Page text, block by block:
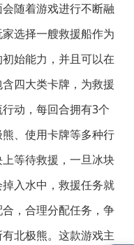
随着游戏进行不断融
选择一艘救援船作为
始能力，并且可以在
四大类卡牌，为救援
动，每回合拥有3个
、使用卡牌等多种行
等待救援，一旦冰块
入水中，救援任务就
，合理分配任务，争
北极熊。这款游戏主